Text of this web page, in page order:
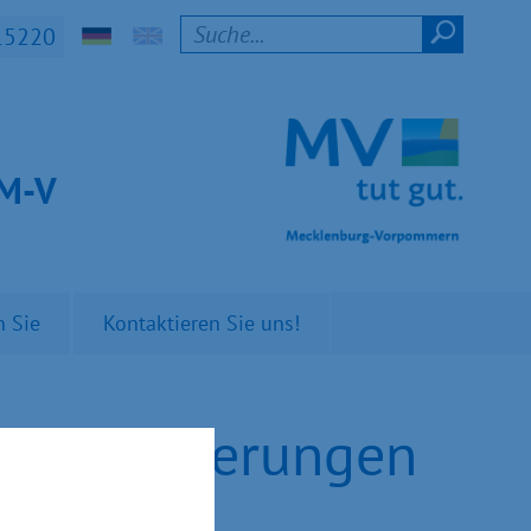
V
Sie Kontaktieren Sie uns!
Förderungen